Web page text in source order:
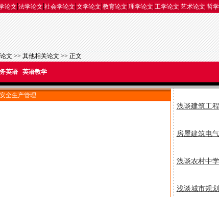
论文|法学论文|社会学论文|文学论文|教育论文|理学论文|工学论文|艺术论文|哲
文>>其他相关论文>> 正文
英语 英语教学
全生产管理
浅谈建筑工
房屋建筑电
浅谈农村中
浅谈城市规